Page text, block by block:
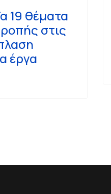
19 θέματα
στις
έργα